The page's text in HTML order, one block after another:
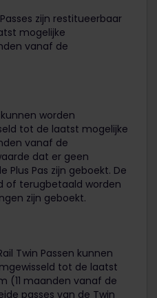
zijn restitueerbaar
mogelijke
vanaf de
worden
tot de laatst mogelijke
vanaf de
dat er geen
Plus Pas zijn geboekt. De
of terugbetaald worden
zijn geboekt.
Twin Passen kunnen
tot de laatst
(11 maanden vanaf de
passes van de Twin